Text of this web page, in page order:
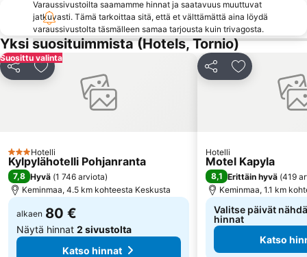
Varaussivustoilta saamamme hinnat ja saatavuus muuttuvat
jatkuvasti. Tämä tarkoittaa sitä, että et välttämättä aina löydä
varaussivustolta täsmälleen samaa tarjousta kuin trivagosta.
Yksi suosituimmista (Hotels, Tornio)
Suosittu valinta
Jaa Lisää suosikkeihin
3 Tähtiluokitus
Hotelli
Kylpylähotelli Pohjanranta
7,8 Hyvä (1 746 arviota)
Keminmaa, 4.5 km kohteesta Keskusta
alkaen 80 €
Näytä hinnat 2 sivustolta
Katso hinnat
Jaa Lisää
Hotelli
Motel Kapyla
8,1 Erittäin hyvä (419
Keminmaa, 1.1 km
Valitse päivät
hinnat
Katso